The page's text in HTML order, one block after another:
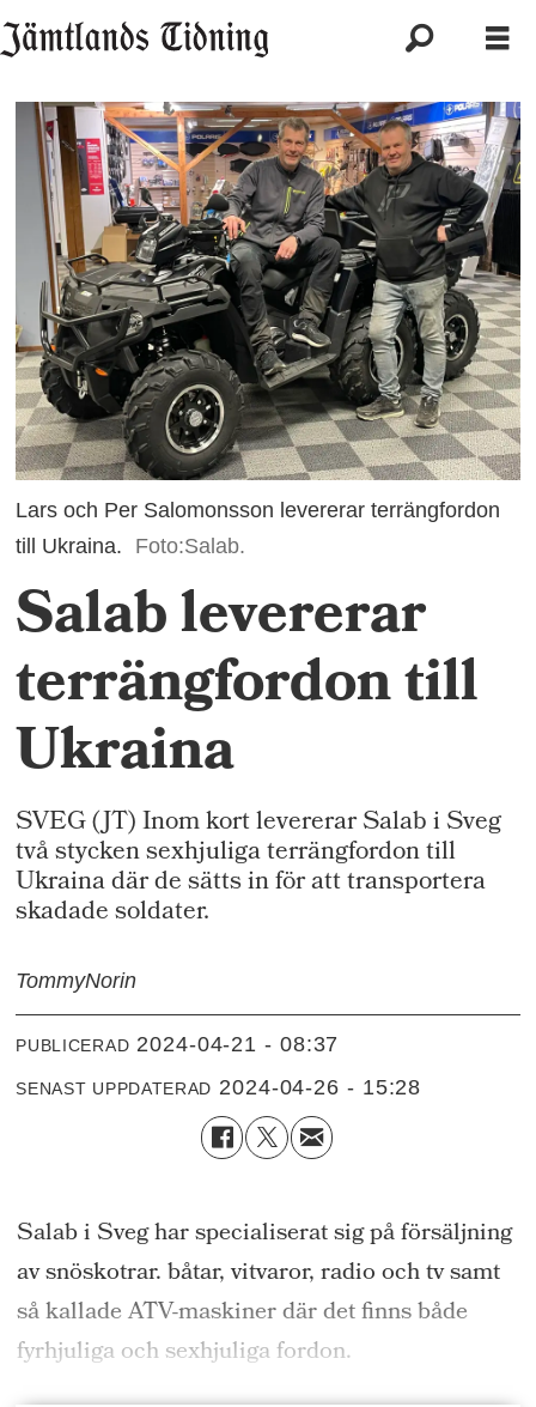
Lars och Per Salomonsson levererar terrängfordon
till Ukraina.
Foto:Salab.
Salab levererar
terrängfordon till
Ukraina
SVEG (JT) Inom kort levererar Salab i Sveg
två stycken sexhjuliga terrängfordon till
Ukraina där de sätts in för att transportera
skadade soldater.
TommyNorin
PUBLICERAD 2024-04-21 - 08:37
SENAST UPPDATERAD 2024-04-26 - 15:28
Salab i Sveg har specialiserat sig på försäljning
av snöskotrar. båtar, vitvaror, radio och tv samt
så kallade ATV-maskiner där det finns både
fyrhjuliga och sexhjuliga fordon.